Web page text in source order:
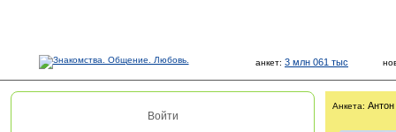
анкет: 3 млн 061 тыс
Войти
Анкета: Антон